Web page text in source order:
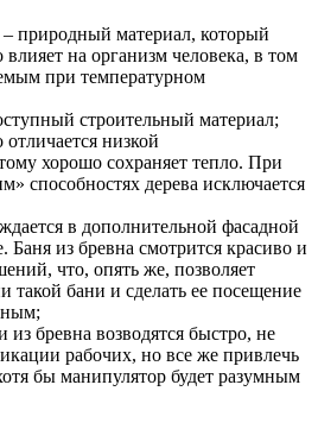
– природный материал, который
на организм человека, в том
при температурном
строительный материал;
отличается низкой
хорошо сохраняет тепло. При
способностях дерева исключается
в дополнительной фасадной
Баня из бревна смотрится красиво и
что, опять же, позволяет
такой бани и сделать ее посещение
бревна возводятся быстро, не
рабочих, но все же привлечь
бы манипулятор будет разумным